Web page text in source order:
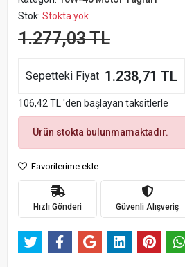
Stok: Stokta yok
1.277,03 TL
Sepetteki Fiyat 1.238,71 TL
106,42 TL 'den başlayan taksitlerle
Ürün stokta bulunmamaktadır.
Favorilerime ekle
Hızlı Gönderi Güvenli Alışveriş